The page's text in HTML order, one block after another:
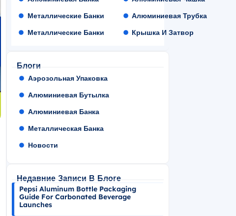
Металлические Банки
Металлические Банки
Алюминиевая Трубка
Крышка И Затвор
Блоги
Аэрозольная Упаковка
Алюминиевая Бутылка
Алюминиевая Банка
Металлическая Банка
Новости
Недавние Записи В Блоге
Pepsi Aluminum Bottle Packaging
Guide For Carbonated Beverage
Launches